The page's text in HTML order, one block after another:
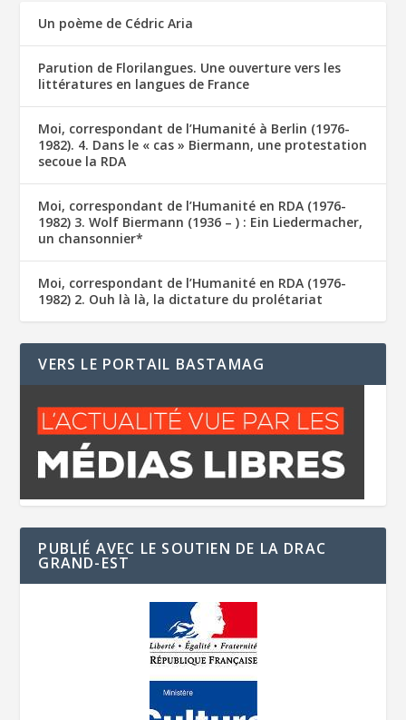
Un poème de Cédric Aria
Parution de Florilangues. Une ouverture vers les
littératures en langues de France
Moi, correspondant de l’Humanité à Berlin (1976-
1982). 4. Dans le « cas » Biermann, une protestation
secoue la RDA
Moi, correspondant de l’Humanité en RDA (1976-
1982) 3. Wolf Biermann (1936 – ) : Ein Liedermacher,
un chansonnier*
Moi, correspondant de l’Humanité en RDA (1976-
1982) 2. Ouh là là, la dictature du prolétariat
VERS LE PORTAIL BASTAMAG
PUBLIÉ AVEC LE SOUTIEN DE LA DRAC
GRAND-EST